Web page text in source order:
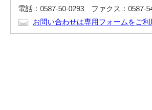
電話：0587-50-0293 ファクス：0587-
お問い合わせは専用フォームをご利